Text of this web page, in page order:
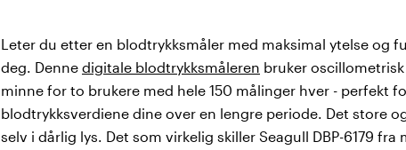
Leter du etter en blodtrykksmåler med maksimal ytelse og
deg. Denne digitale blodtrykksmåleren bruker
minne for to brukere med hele 150 målinger hver - perfekt
blodtrykksverdiene dine over en lengre periode. Det store
selv i dårlig lys. Det som virkelig skiller Seagull DBP-6179